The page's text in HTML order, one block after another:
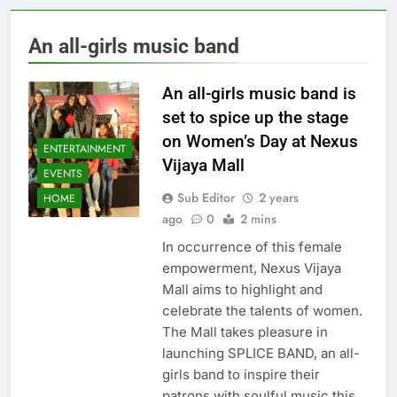
An all-girls music band
ENTERTAINMENT
EVENTS
HOME
An all-girls music band is
set to spice up the stage
on Women’s Day at Nexus
Vijaya Mall
Sub Editor
2 years
ago
0 2 mins
In occurrence of this female
empowerment, Nexus Vijaya
Mall aims to highlight and
celebrate the talents of women.
The Mall takes pleasure in
launching SPLICE BAND, an all-
girls band to inspire their